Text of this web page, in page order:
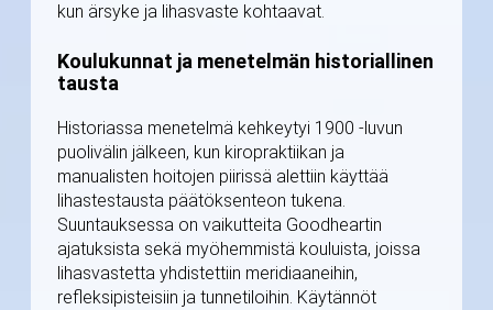
kun ärsyke ja lihasvaste kohtaavat.
Koulukunnat ja menetelmän historiallinen
tausta
Historiassa menetelmä kehkeytyi 1900 -luvun
puolivälin jälkeen, kun kiropraktiikan ja
manualisten hoitojen piirissä alettiin käyttää
lihastestausta päätöksenteon tukena.
Suuntauksessa on vaikutteita Goodheartin
ajatuksista sekä myöhemmistä kouluista, joissa
lihasvastetta yhdistettiin meridiaaneihin,
refleksipisteisiin ja tunnetiloihin. Käytännöt